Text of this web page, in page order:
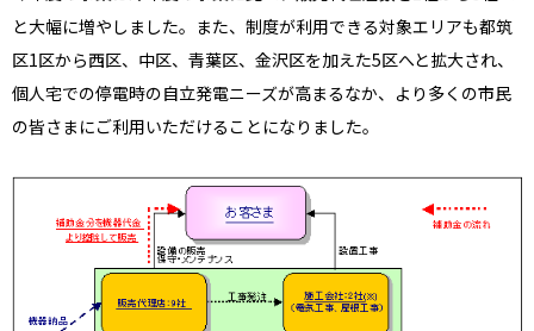
と大幅に増やしました。また、制度が利用できる対象エリアも都筑
区1区から西区、中区、青葉区、金沢区を加えた5区へと拡大され、
個人宅での停電時の自立発電ニーズが高まるなか、より多くの市民
の皆さまにご利用いただけることになりました。